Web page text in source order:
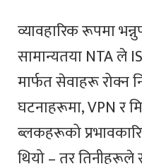
व्यावहारिक रूपमा
सामान्यतया NTA ले
मार्फत सेवाहरू रोक्न
घटनाहरूमा, VPN र
ब्लकहरूको
थियो – तर तिनीहरूले